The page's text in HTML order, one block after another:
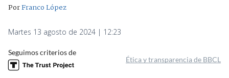
PorFranco López
Martes 13 agosto de 2024 | 12:23
Seguimos criterios de
Ética y transparencia de BBCL